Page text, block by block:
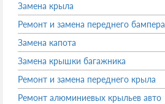
Замена крыла
Ремонт и замена переднего бампера
Замена капота
Замена крышки багажника
Ремонт и замена переднего крыла
Ремонт алюминиевых крыльев авто